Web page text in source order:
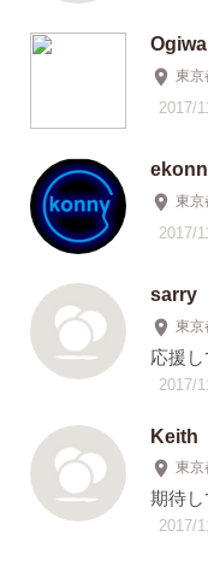
東京
2017/
東京
2017/
sarry
東京
応援
2017/
Keith
東京
期待し
2017/